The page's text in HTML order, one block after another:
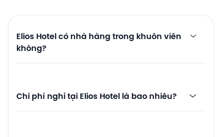
Elios Hotel có nhà hàng trong khuôn viên
không?
Chi phí nghỉ tại Elios Hotel là bao nhiêu?